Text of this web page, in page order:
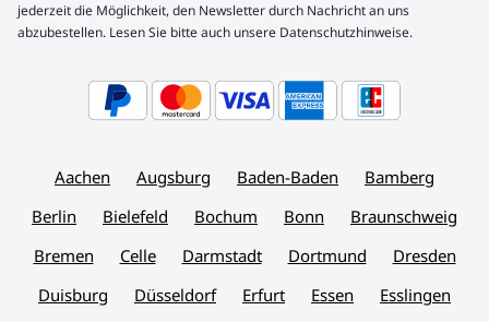
jederzeit die Möglichkeit, den Newsletter durch Nachricht an uns
abzubestellen. Lesen Sie bitte auch unsere Datenschutzhinweise.
Aachen Augsburg Baden-Baden
Bamberg
Berlin
Bielefeld Bochum Bonn
Braunschweig
Bremen
Celle Darmstadt Dortmund
Dresden
Duisburg
Düsseldorf Erfurt Essen
Esslingen